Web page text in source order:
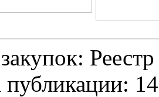
публикации: